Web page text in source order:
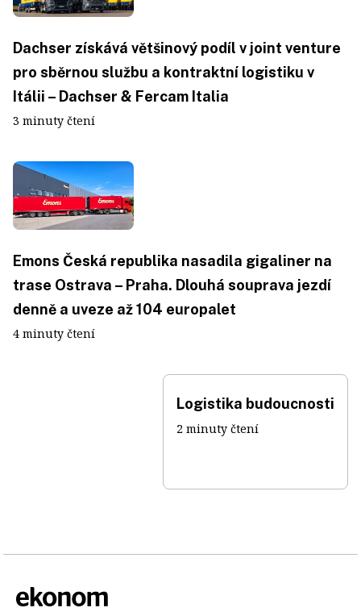
Dachser získává většinový podíl v joint venture
pro sběrnou službu a kontraktní logistiku v
Itálii – Dachser & Fercam Italia
3 minuty čtení
Emons Česká republika nasadila gigaliner na
trase Ostrava – Praha. Dlouhá souprava jezdí
denně a uveze až 104 europalet
4 minuty čtení
Logistika budoucnosti
2 minuty čtení